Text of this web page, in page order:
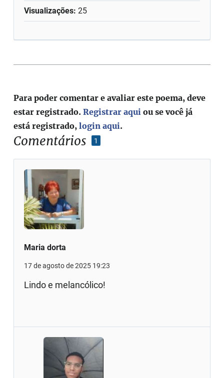
Visualizações: 25
Comentários 1
Maria dorta
17 de agosto de 2025 19:23
Lindo e melancólico!
Para poder comentar e avaliar este poema, deve
estar registrado.Registrar aqui ou se você já
está registrado,login aqui.